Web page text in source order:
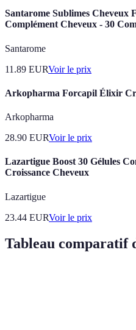
Santarome Sublimes Cheveux
Complément Cheveux - 30
Santarome
11.89 EURVoir le prix
Arkopharma Forcapil Élixir
Arkopharma
28.90 EURVoir le prix
Lazartigue Boost 30 Gélules
Croissance Cheveux
Lazartigue
23.44 EURVoir le prix
Tableau comparatif